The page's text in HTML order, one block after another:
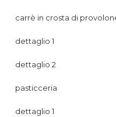
carrè in crosta di
dettaglio 1
dettaglio 2
pasticceria
dettaglio 1